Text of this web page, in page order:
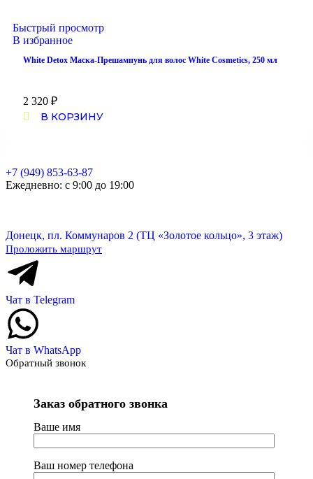
Быстрый просмотр
В избранное
White Detox Маска-Прешампунь для волос White Cosmetics, 250 мл
2 320 ₽
В КОРЗИНУ
+7 (949) 853-63-87
Ежедневно: с 9:00 до 19:00
Донецк, пл. Коммунаров 2 (ТЦ «Золотое кольцо», 3 этаж)
Проложить маршрут
Чат в Telegram
Чат в WhatsApp
Обратный звонок
Заказ обратного звонка
Ваше имя
Ваш номер телефона